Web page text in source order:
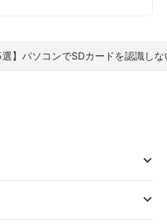
選】パソコンでSDカードを認識し